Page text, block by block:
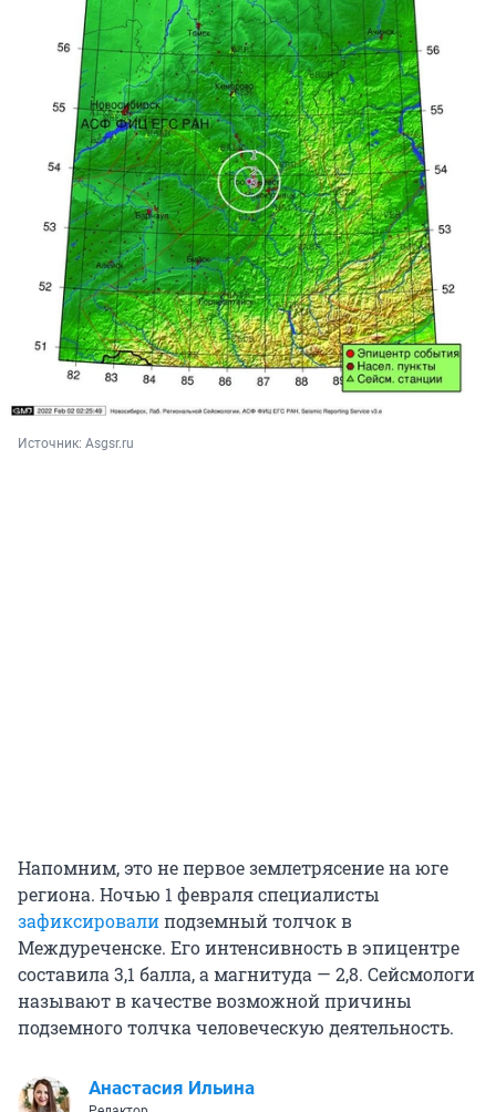
Источник: Asgsr.ru
Напомним, это не первое землетрясение на юге
региона. Ночью 1 февраля специалисты
зафиксировалиподземный толчок в
Междуреченске. Его интенсивность в эпицентре
составила 3,1 балла, а магнитуда — 2,8. Сейсмологи
называют в качестве возможной причины
подземного толчка человеческую деятельность.
Анастасия Ильина